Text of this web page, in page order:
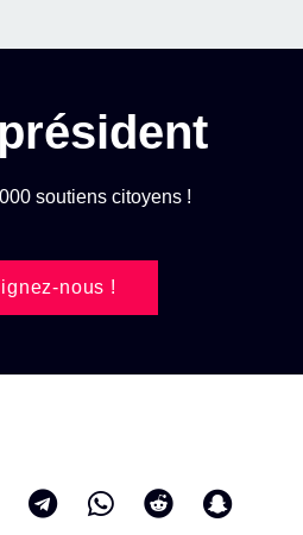
soutiens citoyens !
nous !